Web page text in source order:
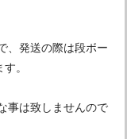
、発送の際は段ボー
。
事は致しませんので